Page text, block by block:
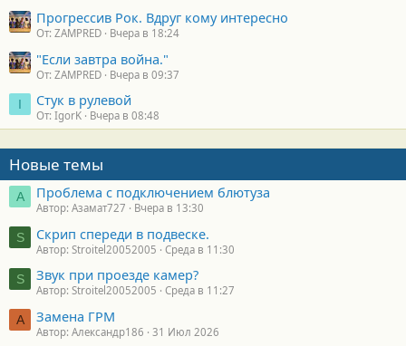
Прогрессив Рок. Вдруг кому интересно
От: ZAMPRED Вчера в 18:24
"Если завтра война."
От: ZAMPRED Вчера в 09:37
I Стук в рулевой
От: IgorK Вчера в 08:48
Новые темы
А Проблема с подключением блютуза
Автор: Азамат727 Вчера в 13:30
S Скрип спереди в подвеске.
Автор: Stroitel20052005 Среда в 11:30
S Звук при проезде камер?
Автор: Stroitel20052005 Среда в 11:27
А Замена ГРМ
Автор: Александр186 31 Июл 2026